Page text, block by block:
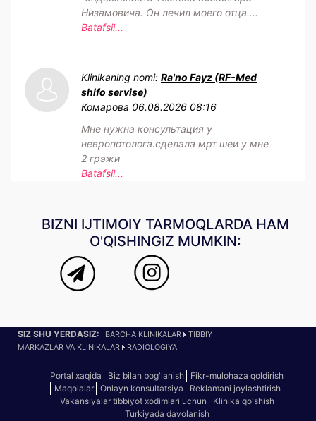
Низамовича. Он лечил моего отца....
Batafsil...
Klinikaning nomi: Ra'no Fayz (RF-Med
shifo servise)
Комарова 06.08.2026 08:16
Мне нужна консультация у
невропотолога.сделала мрт шеи у мне
2 грэжи
Batafsil...
BIZNI IJTIMOIY TARMOQLARDA HAM
O'QISHINGIZ MUMKIN:
SIZ SHU YERDASIZ: BARCHA KLINIKALAR
TIBBIY
MARKAZLAR VA KLINIKALAR
RADIOLOGIYA
Portal xaqida Biz bilan bog'lanish
Fikr-mulohaza qoldirish
Maqolalar
Onlayn konsultatsiya
Reklamani joylashtirish
Vakansiyalar tibbiyot xodimlari uchun
Klinika qo'shish
Turkiyada davolanish